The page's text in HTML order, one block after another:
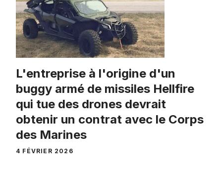
L'entreprise à l'origine d'un
buggy armé de missiles Hellfire
qui tue des drones devrait
obtenir un contrat avec le Corps
des Marines
4 FÉVRIER 2026